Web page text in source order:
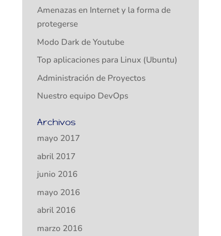
Amenazas en Internet y la forma de
protegerse
Modo Dark de Youtube
Top aplicaciones para Linux (Ubuntu)
Administración de Proyectos
Nuestro equipo DevOps
Archivos
mayo 2017
abril 2017
junio 2016
mayo 2016
abril 2016
marzo 2016